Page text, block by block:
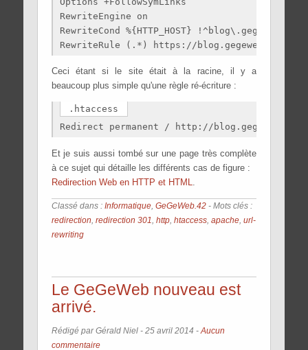
RewriteEngine on
RewriteCond %{HTTP_HOST} !^blog\.gegeweb\.org
Ceci étant si le site était à la racine, il y a
beaucoup plus simple qu'une règle ré-écriture :
.htaccess
Et je suis aussi tombé sur une page très complète
à ce sujet qui détaille les différents cas de figure :
Redirection Web en HTTP et HTML.
Classé dans : Informatique, GeGeWeb.42- Mots clés :
redirection redirection 301 http, htaccess, apache, url-
rewriting
Le GeGeWeb nouveau est
arrivé.
Rédigé par Gérald Niel - 25 avril 2014 - Aucun
commentaire